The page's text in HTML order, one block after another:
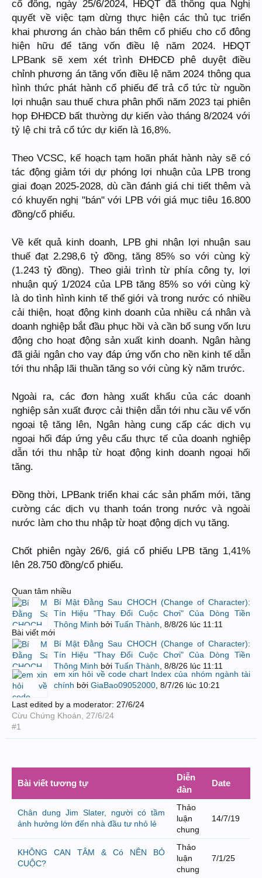
cổ đông, ngày 25/6/2024, HĐQT đã thông qua Nghị
quyết về việc tạm dừng thực hiện các thủ tục triển
khai phương án chào bán thêm cổ phiếu cho cổ đông
hiện hữu để tăng vốn điều lệ năm 2024. HĐQT
LPBank sẽ xem xét trình ĐHĐCĐ phê duyệt điều
chỉnh phương án tăng vốn điều lệ năm 2024 thông qua
hình thức phát hành cổ phiếu để trả cổ tức từ nguồn
lợi nhuận sau thuế chưa phân phối năm 2023 tại phiên
họp ĐHĐCĐ bất thường dự kiến vào tháng 8/2024 với
tỷ lệ chi trả cổ tức dự kiến là 16,8%.
Theo VCSC, kế hoạch tạm hoãn phát hành này sẽ có
tác động giảm tới dự phóng lợi nhuận của LPB trong
giai đoạn 2025-2028, dù cần đánh giá chi tiết thêm và
có khuyến nghị "bán" với LPB với giá mục tiêu 16.800
đồng/cổ phiếu.
Về kết quả kinh doanh, LPB ghi nhận lợi nhuận sau
thuế đạt 2.298,6 tỷ đồng, tăng 85% so với cùng kỳ
(1.243 tỷ đồng). Theo giải trình từ phía công ty, lợi
nhuận quý 1/2024 của LPB tăng 85% so với cùng kỳ
là do tình hình kinh tế thế giới và trong nước có nhiều
cải thiện, hoạt động kinh doanh của nhiều cá nhân và
doanh nghiệp bắt đầu phục hồi và cần bổ sung vốn lưu
động cho hoạt động sản xuất kinh doanh. Ngân hàng
đã giải ngân cho vay đáp ứng vốn cho nền kinh tế dẫn
tới thu nhập lãi thuần tăng so với cùng kỳ năm trước.
Ngoài ra, các đơn hàng xuất khẩu của các doanh
nghiệp sản xuất được cải thiện dẫn tới nhu cầu vể vốn
ngoại tệ tăng lên, Ngân hàng cung cấp các dịch vụ
ngoại hối đáp ứng yêu cẩu thực tế của doanh nghiệp
dẫn tới thu nhập từ hoạt động kinh doanh ngoại hối
tăng.
Đồng thời, LPBank triển khai các sản phẩm mới, tăng
cường các dịch vụ thanh toán trong nước và ngoài
nước làm cho thu nhập từ hoạt động dịch vụ tăng.
Chốt phiên ngày 26/6, giá cổ phiếu LPB tăng 1,41%
lên 28.750 đồng/cổ phiếu.
Quan tâm nhiều
Bí Mật Đằng Sau CHOCH (Change of Character):
Tín Hiệu "Thay Đổi Cuộc Chơi" Của Dòng Tiền
Thông Minh bởi Tuấn Thành 8/8/26 lúc 11:11
Bài viết mới
Bí Mật Đằng Sau CHOCH (Change of Character):
Tín Hiệu "Thay Đổi Cuộc Chơi" Của Dòng Tiền
Thông Minh bởi Tuấn Thành 8/8/26 lúc 11:11
em xin hỏi về code chart Index của nhóm ngành tài
chính bởi GiaBao09052000 8/7/26 lúc 10:21
Last edited by a moderator: 27/6/24
Cừu Chứng Khoán
27/6/24
#1
Bài viết tương tự
Diễn
đàn
Date
Chân dung Jim Slater, người có tầm
ảnh hưởng lớn đến nhà đầu tư nhỏ lẻ
Thảo
luận
chung
14/7/19
KHÔNG CAN TÂM & Có NÊN BỎ
CUỘC?
Thảo
luận
chung
7/1/25